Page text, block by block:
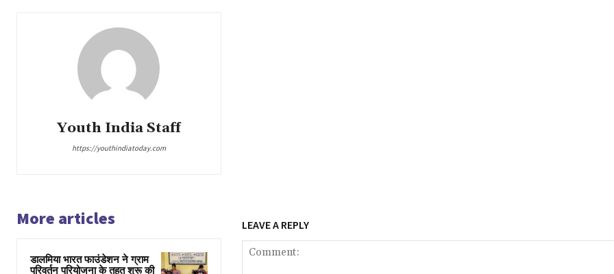
Youth India Staff
https://youthindiatoday.com
More articles
डालमिया भारत फाउंडेशन ने ग्राम
परिवर्तन परियोजना के तहत शुरू की
LEAVE A REPLY